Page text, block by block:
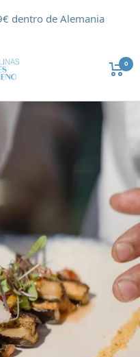
dentro de Alemania
0